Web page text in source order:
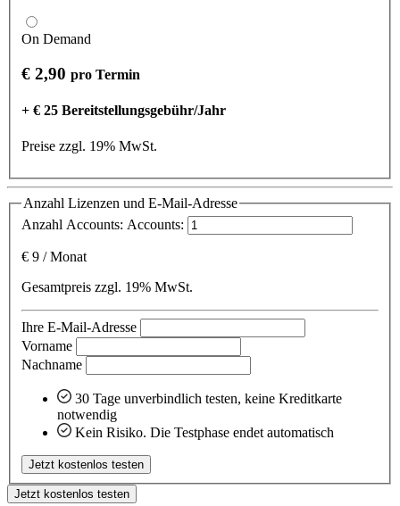
On Demand
€ 2,90 pro Termin
+ € 25 Bereitstellungsgebühr/Jahr
Preise zzgl. 19% MwSt.
Anzahl Lizenzen und E-Mail-Adresse
Anzahl Accounts: Accounts:
€ 9 /Monat
Gesamtpreis zzgl. 19% MwSt.
Ihre E-Mail-Adresse
Vorname
Nachname
30 Tage unverbindlich testen, keine Kreditkarte
notwendig
Kein Risiko. Die Testphase endet automatisch